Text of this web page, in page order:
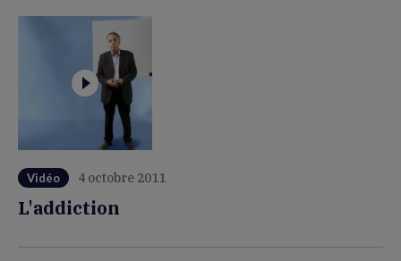
Vidéo 4 octobre 2011
L'addiction